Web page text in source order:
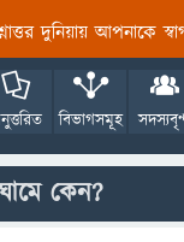
দুনিয়ায় আপনাকে
বিভাগসমূহ
কেন?